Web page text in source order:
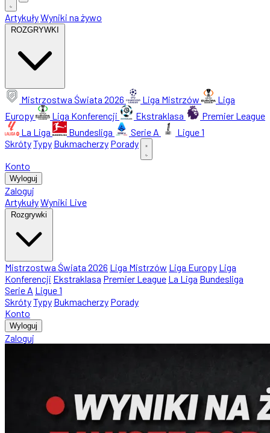
ArtykułyWyniki na żywo
ROZGRYWKI
Mistrzostwa Świata 2026 Liga Mistrzów
Liga
Europy
Liga Konferencji Ekstraklasa
Premier League
La Liga
Bundesliga Serie A
Ligue 1
SkrótyTypy Bukmacherzy Porady
Konto
Wyloguj
Zaloguj
ArtykułyWyniki Live
Rozgrywki
Mistrzostwa Świata 2026 Liga Mistrzów Liga Europy Liga
Konferencji Ekstraklasa Premier League La Liga Bundesliga
Serie A Ligue 1
SkrótyTypy Bukmacherzy Porady
Konto
Wyloguj
Zaloguj